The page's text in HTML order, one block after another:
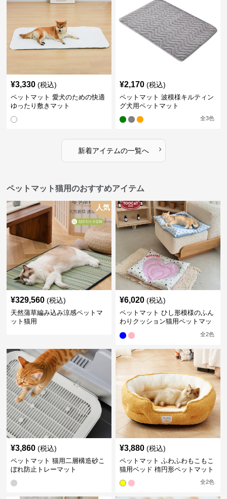
¥3,330 (税込)
ペットマット 愛犬のための快適
ゆったり敷きマット
¥2,170 (税込)
ペットマット 波模様キルティン
グ犬用ペットマット
全3色
新着アイテムの一覧へ ›
ペットマット猫用のおすすめアイテム
人気
¥329,560 (税込)
天然蒲草編み込み涼感ペットマ
ット猫用
¥6,020 (税込)
ペットマット ひし形模様のふん
わりクッション猫用ペットマッ
全2色
¥3,860 (税込)
ペットマット 猫用二層構造砂こ
ぼれ防止トレーマット
¥3,880 (税込)
ペットマット ふわふわもこもこ
猫用ベッド 楕円形ペットマット
全2色